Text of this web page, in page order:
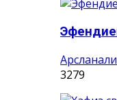
3279